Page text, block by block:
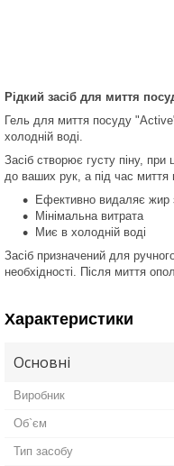
Рідкий засіб для миття
Гель для миття посуду
холодній воді.
Засіб створює густу піну,
до ваших рук, а під час миття
Ефективно видаляє жир
Мінімальна витрата
Миє в холодній воді
Засіб призначений для
необхідності. Після миття
Характеристики
Основні
Виробник
Об`єм
Тип засобу